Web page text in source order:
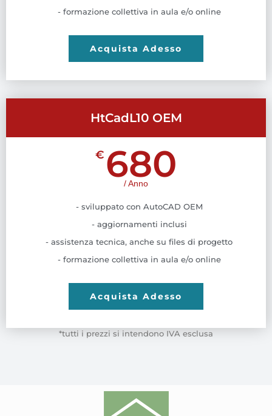
- formazione collettiva in aula e/o online
Acquista Adesso
HtCadL10 OEM
€ 680
/ Anno
- sviluppato con AutoCAD OEM
- aggiornamenti inclusi
- assistenza tecnica, anche su files di progetto
- formazione collettiva in aula e/o online
Acquista Adesso
*tutti i prezzi si intendono IVA esclusa